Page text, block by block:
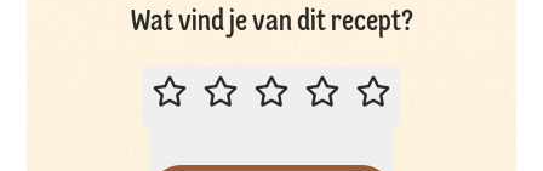
Wat vind je van dit recept?
BEOORDEEL DIT RECEPT